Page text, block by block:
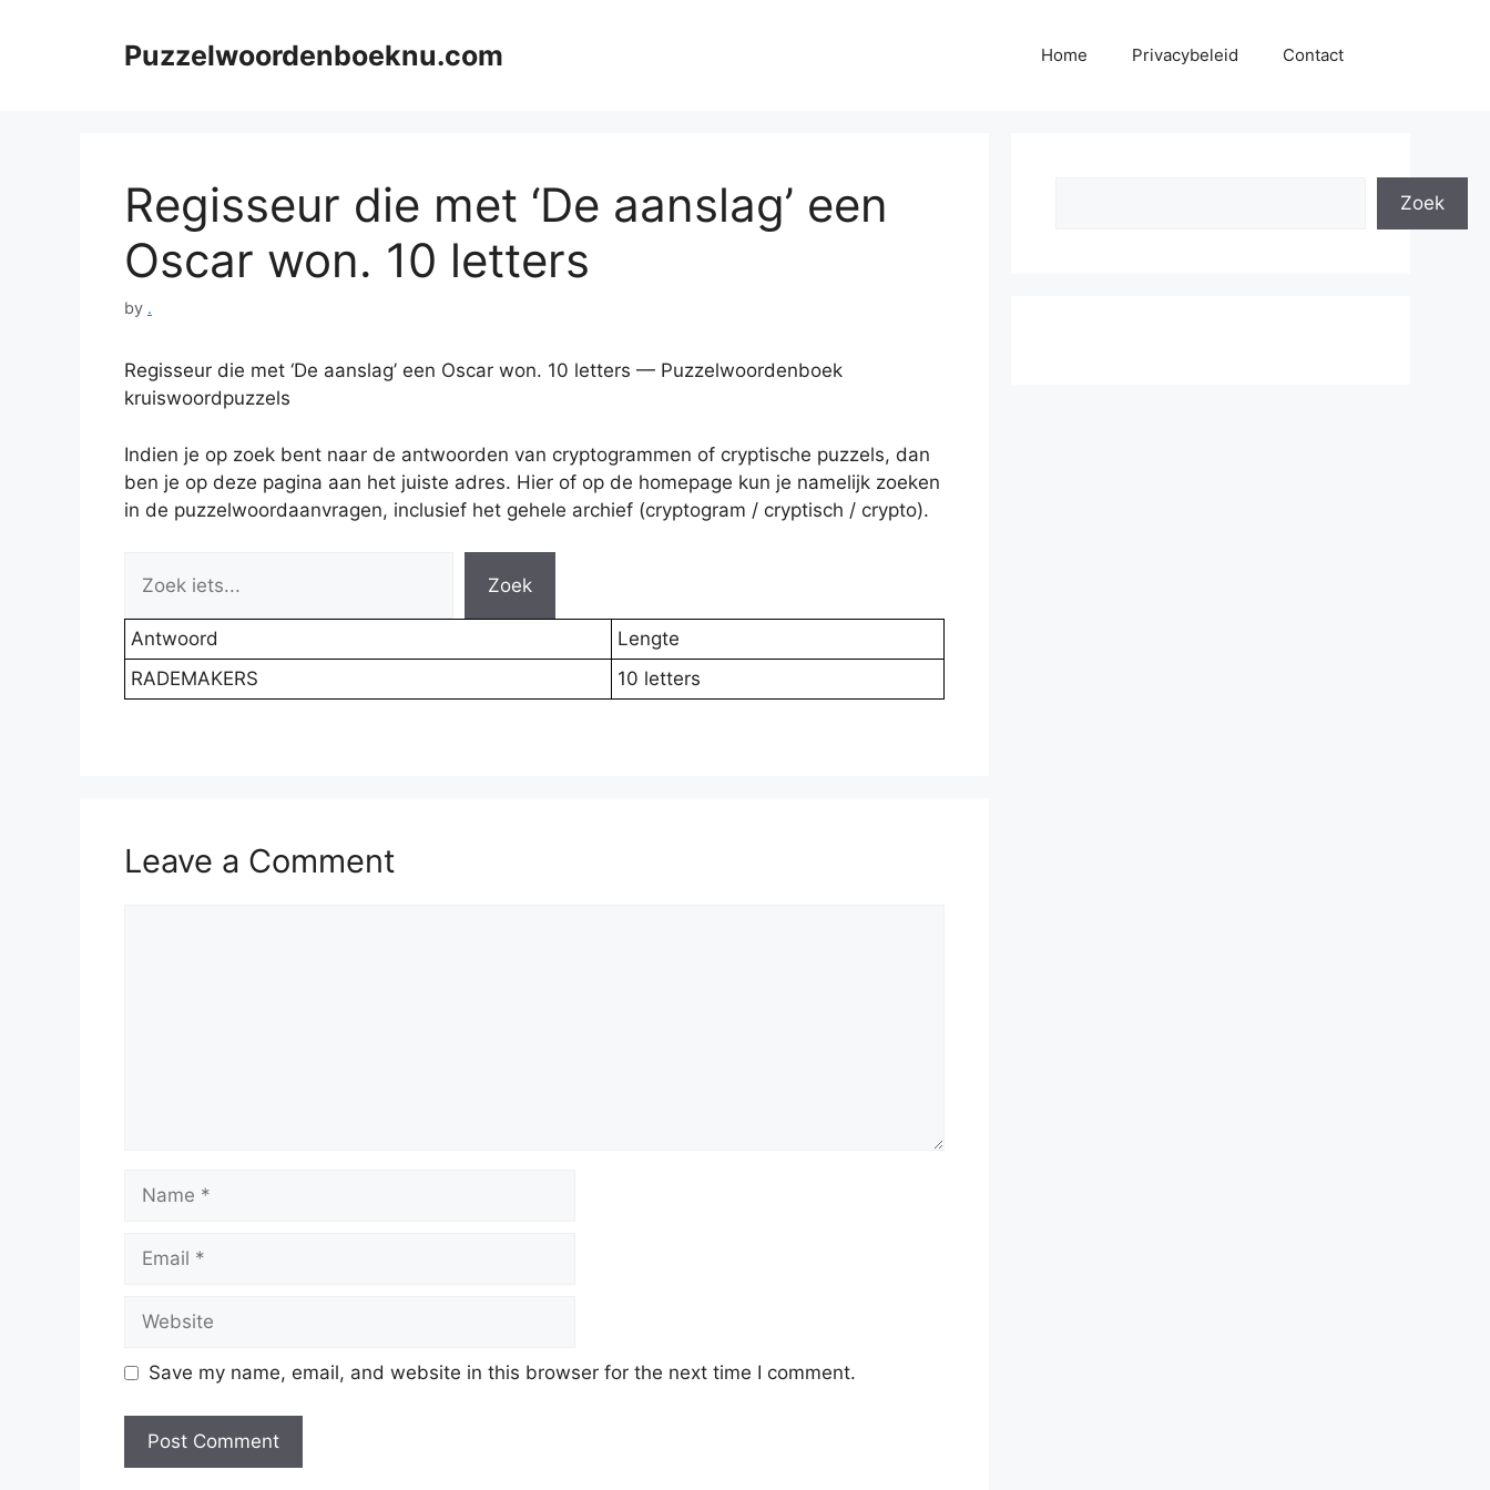
Puzzelwoordenboeknu.com Home Privacybeleid Contact
Regisseur die met ‘De aanslag’ een
Oscar won. 10 letters
by .
Regisseur die met ‘De aanslag’ een Oscar won. 10 letters — Puzzelwoordenboek
kruiswoordpuzzels
Indien je op zoek bent naar de antwoorden van cryptogrammen of cryptische puzzels, dan
ben je op deze pagina aan het juiste adres. Hier of op de homepage kun je namelijk zoeken
in de puzzelwoordaanvragen, inclusief het gehele archief (cryptogram / cryptisch / crypto).
Zoek
Antwoord
Lengte
RADEMAKERS
10 letters
Leave a Comment
Name
Email
Website
Save my name, email, and website in this browser for the next time I comment.
Zoek